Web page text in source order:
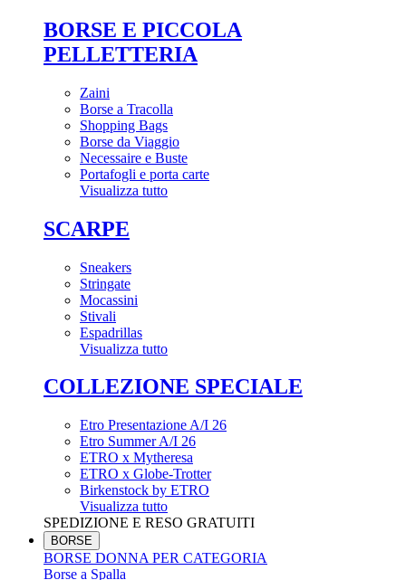
BORSE E PICCOLA
PELLETTERIA
Zaini
Borse a Tracolla
Shopping Bags
Borse da Viaggio
Necessaire e Buste
Portafogli e porta carte
Visualizza tutto
SCARPE
Sneakers
Stringate
Mocassini
Stivali
Espadrillas
Visualizza tutto
COLLEZIONE SPECIALE
Etro Presentazione A/I 26
Etro Summer A/I 26
ETRO x Mytheresa
ETRO x Globe-Trotter
Birkenstock by ETRO
Visualizza tutto
SPEDIZIONE E RESO GRATUITI
BORSE
BORSE DONNA PER CATEGORIA
Borse a Spalla